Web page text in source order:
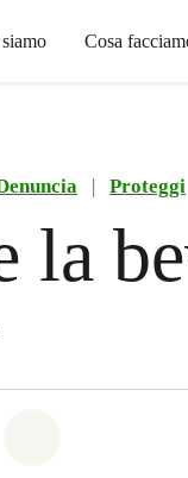
Cosa
| Proteggi
la